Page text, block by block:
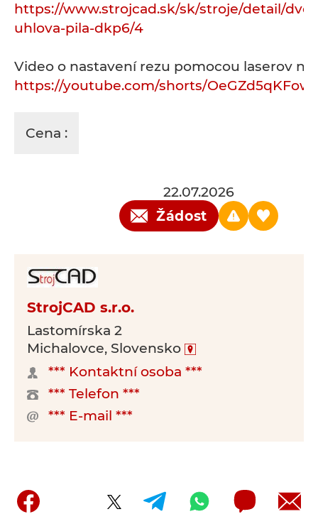
https://www.strojcad.sk/sk/stroje/detail/
uhlova-pila-dkp6/4
Video o nastavení rezu pomocou laserov
https://youtube.com/shorts/OeGZd5qKFow
Cena :
22.07.2026
Žádost
StrojCAD s.r.o.
Lastomírska 2
Michalovce, Slovensko
*** Kontaktní osoba ***
*** Telefon ***
*** E-mail ***